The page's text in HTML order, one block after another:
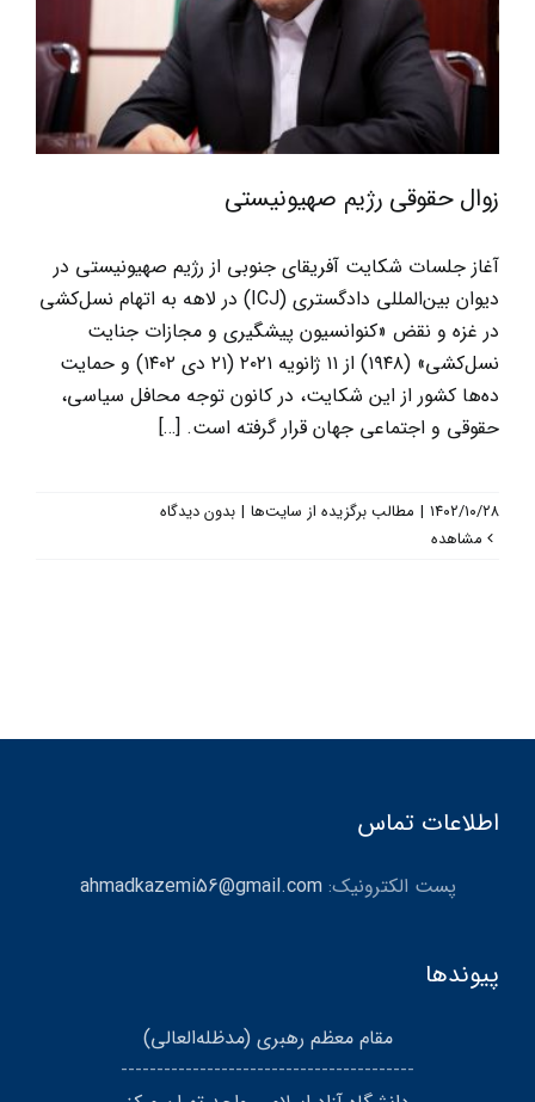
زوال حقوقی رژیم صهیونیستی
آغاز جلسات شکایت آفریقای جنوبی از رژیم صهیونیستی در
دیوان بین‌المللی دادگستری (ICJ) در لاهه به اتهام نسل‌کشی
در غزه و نقض «کنوانسیون پیشگیری و مجازات جنایت
نسل‌کشی» (۱۹۴۸) از ۱۱ ژانویه ۲۰۲۱ (۲۱ دی ۱۴۰۲) و حمایت
ده‌ها کشور از این شکایت، در کانون توجه محافل سیاسی،
حقوقی و اجتماعی جهان قرار گرفته است. […]
۱۴۰۲/۱۰/۲۸ | مطالب برگزیده از سایت‌ها | بدون دیدگاه
مشاهده
اطلاعات تماس
پست الکترونیک:ahmadkazemi56@gmail.com
پیوندها
مقام معظم رهبری (مد‌ظله‌العالی)
-----------------------------------------